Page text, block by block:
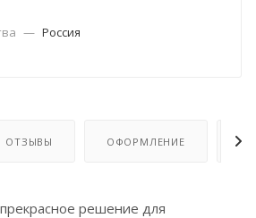
— Россия
ОТЗЫВЫ ОФОРМЛЕНИЕ
решение для